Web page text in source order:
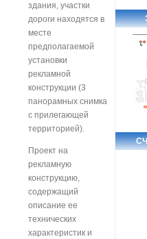
здания, участки
дороги находятся в
месте
предполагаемой
установки
рекламной
конструкции (3
панорамных снимка
с прилегающей
территорией).
Проект на
рекламную
конструкцию,
содержащий
описание ее
технических
характеристик и